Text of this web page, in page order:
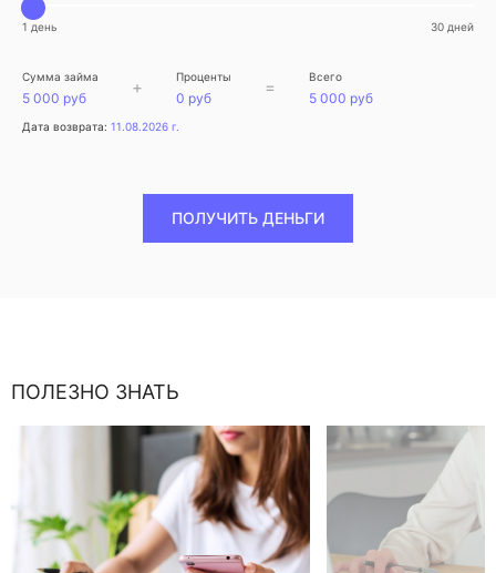
1 день 30 дней
Сумма займа
5 000 руб
+ Проценты
0 руб
= Всего
5 000 руб
Дата возврата: 11.08.2026 г.
ПОЛУЧИТЬ ДЕНЬГИ
ПОЛЕЗНО ЗНАТЬ